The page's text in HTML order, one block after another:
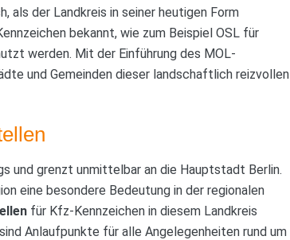
als der Landkreis in seiner heutigen Form
bekannt, wie zum Beispiel OSL für
werden. Mit der Einführung des MOL-
und Gemeinden dieser landschaftlich reizvollen
und grenzt unmittelbar an die Hauptstadt Berlin.
eine besondere Bedeutung in der regionalen
für Kfz-Kennzeichen in diesem Landkreis
Anlaufpunkte für alle Angelegenheiten rund um